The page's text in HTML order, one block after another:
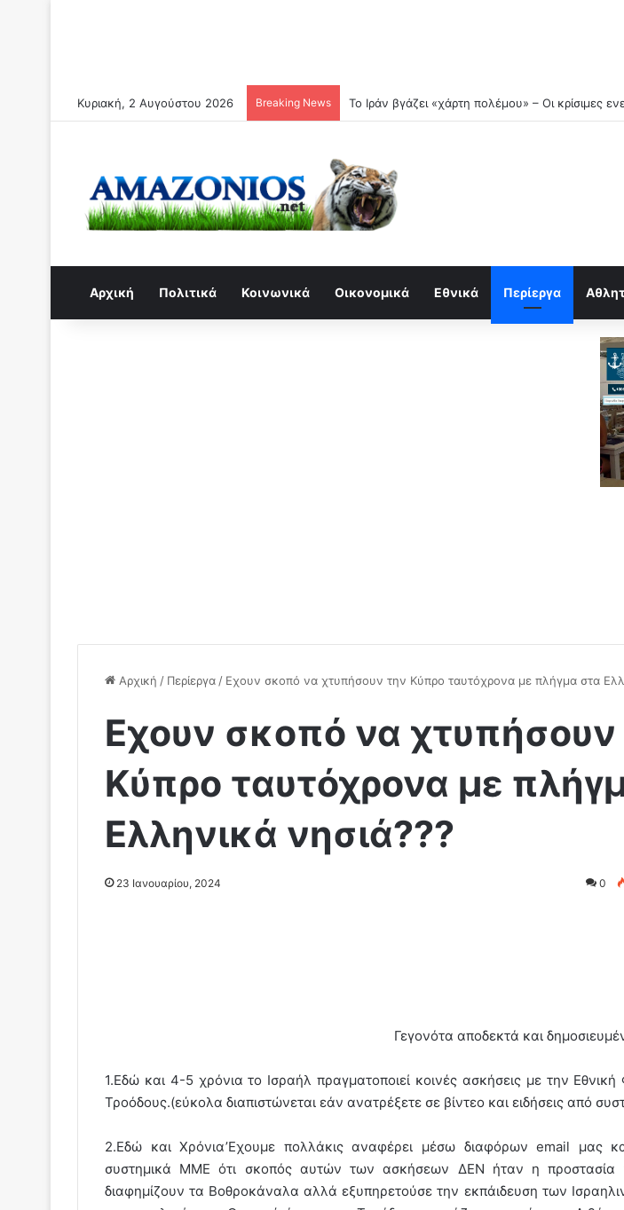
Κυριακή, 2 Αυγούστου 2026 Breaking News Το Ιράν βγάζει «χάρτη πολέμου» – Οι κρίσιμες
Αρχική Πολιτικά Κοινωνικά Οικονομικά Εθνικά Περίεργα
Αρχική / Περίεργα / Eχουν σκοπό να χτυπήσουν την Κύπρο ταυτόχρονα με πλήγμα στα
Eχουν σκοπό να χτυπήσουν
Κύπρο ταυτόχρονα με
Ελληνικά νησιά???
23 Ιανουαρίου, 2024 0
Γεγονότα αποδεκτά και
1.Εδώ και 4-5 χρόνια το Ισραήλ πραγματοποιεί κοινές ασκήσεις με την
Τροόδους.(εύκολα διαπιστώνεται εάν ανατρέξετε σε βίντεο και ειδήσεις από
2.Εδώ και Χρόνια’Εχουμε πολλάκις αναφέρει μέσω διαφόρων email μας
συστημικά ΜΜΕ ότι σκοπός αυτών των ασκήσεων ΔΕΝ ήταν η προστασία
διαφημίζουν τα Βοθροκάναλα αλλά εξυπηρετούσε την εκπάιδευση των